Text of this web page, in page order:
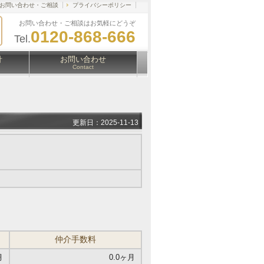
お問い合わせ・ご相談はお気軽にどうぞ
Tel.0120-868-666
お問い合わせ・ご相談 プライバシーポリシー
お問い合わせ
Contact
更新日：2025-11-13
仲介手数料
0.0ヶ月